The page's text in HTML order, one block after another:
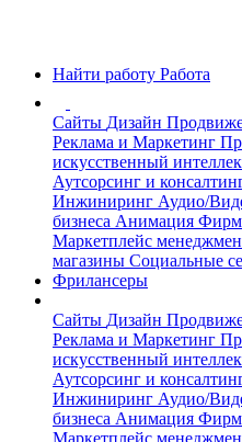
Найти работу Работа
Сайты Дизайн
Реклама и Маркетинг
искусственный
Аутсорсинг и
Инжиниринг Аудио/
бизнеса Анимация
Маркетплейс
магазины Социальные
Фрилансеры
Сайты Дизайн
Реклама и Маркетинг
искусственный
Аутсорсинг и
Инжиниринг Аудио/
бизнеса Анимация
Маркетплейс